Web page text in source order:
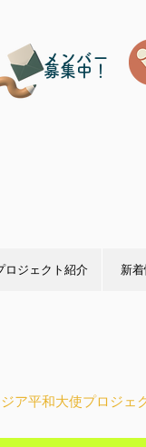
メンバー
募集中！
ロジェクト紹介 新
ア平和大使プロジェ